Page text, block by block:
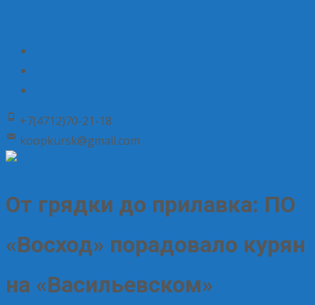
+7(4712)70-21-18
koopkursk@gmail.com
От грядки до прилавка: ПО
«Восход» порадовало курян
на «Васильевском»